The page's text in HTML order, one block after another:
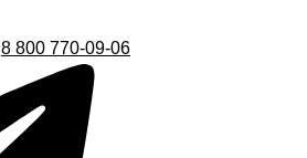
8 800 770-09-06